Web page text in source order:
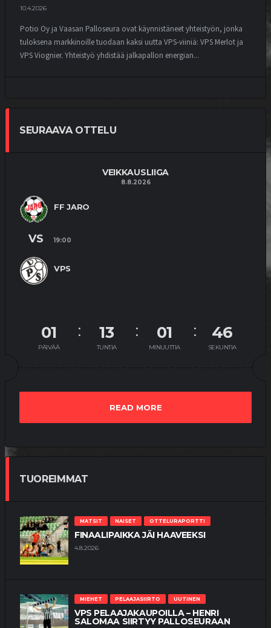
10.4.2026
Potio Oy ja Vaasan Palloseura ovat käynnistäneet yhteistyön, jonka
tuloksena markkinoille tuodaan kaksi uutta VPS-viiniä: VPS Merlot ja
VPS Viognier. Yhteistyö yhdistää jalkapallon energian...
SEURAAVA OTTELU
VEIKKAUSLIIGA
8.8.2026
FF JARO
VPS
VS 19:00
01
PÄIVÄÄ
13
TUNTIA
01
MINUUTTIA
46
SEKUNTIA
READ MORE
TUOREIMMAT
MATSIT NAISET OTTELURAPORTTI
FINAALIPAIKKA JÄI HAAVEEKSI
4.8.2026
MIEHET PELAAJASIIRTO UUTINEN
VPS PELAAJAKAUPOILLA – HENRI
SALOMAA SIIRTYY PALLOSEURAAN